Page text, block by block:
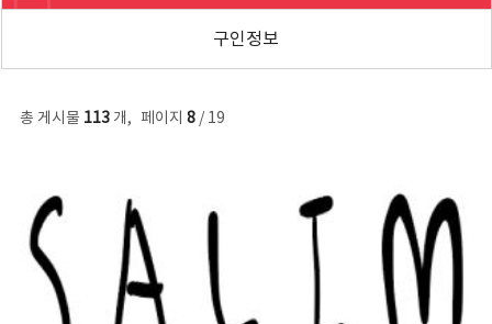
구인정보
총 게시물 113개, 페이지 8/ 19